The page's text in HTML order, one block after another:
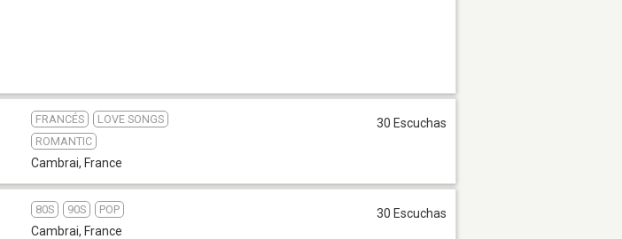
FRANCÉS
LOVE SONGS
ROMANTIC
Cambrai, France
30 Escuchas
80S 90S POP
Cambrai, France
30 Escuchas